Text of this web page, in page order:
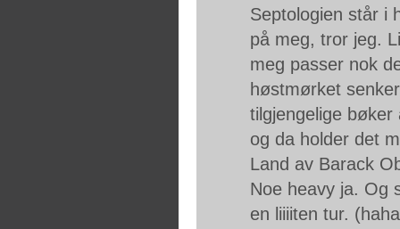
Septologien står i
på meg, tror jeg.
meg passer nok
høstmørket
tilgjengelige
og da holder det
Land av Barack
Noe heavy ja. Og
en liiiiten tur.